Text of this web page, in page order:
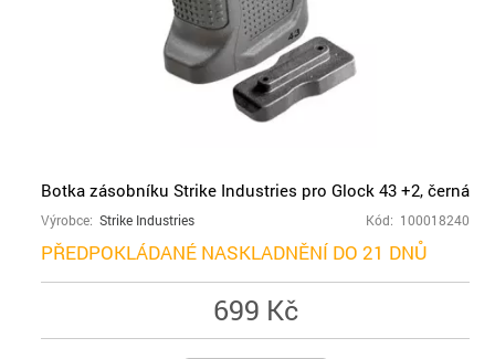
Botka zásobníku Strike Industries pro Glock 43 +2, černá
Výrobce: Strike Industries Kód: 100018240
PŘEDPOKLÁDANÉ NASKLADNĚNÍ DO 21 DNŮ
699 Kč